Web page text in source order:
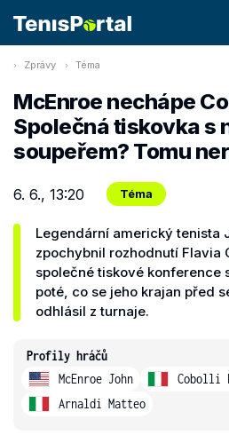
Zprávy Téma
McEnroe nechápe
Společná tiskovka s
soupeřem? Tomu
6. 6., 13:20 Téma
Legendární americký tenista
zpochybnil rozhodnutí Flavia
společné tiskové konference
poté, co se jeho krajan před
odhlásil z turnaje.
Profily hráčů
McEnroe John
Cobolli
Arnaldi Matteo